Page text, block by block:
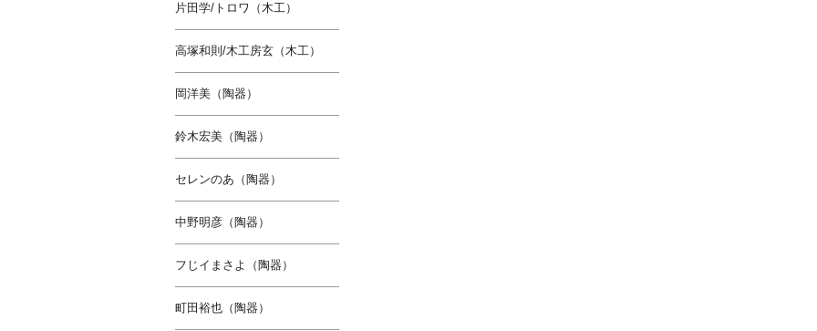
片田学/トロワ（木工）
高塚和則/木工房玄（木工）
岡洋美（陶器）
鈴木宏美（陶器）
セレンのあ（陶器）
中野明彦（陶器）
フじイまさよ（陶器）
町田裕也（陶器）